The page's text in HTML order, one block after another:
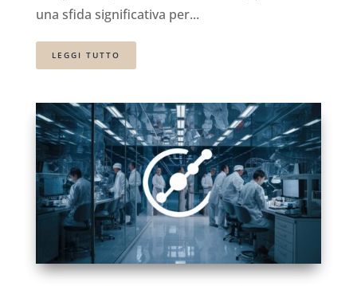
una sfida significativa per...
LEGGI TUTTO